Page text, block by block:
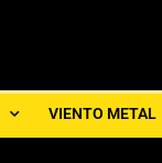
VIENTO METAL